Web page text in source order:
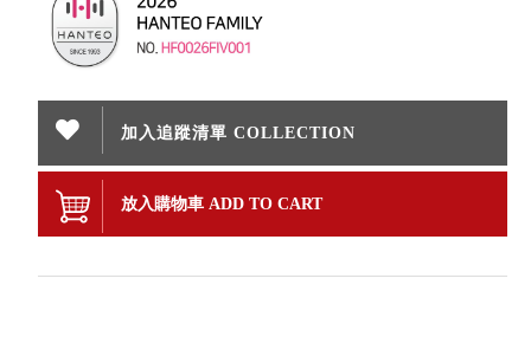
加入追蹤清單 COLLECTION
放入購物車 ADD TO CART